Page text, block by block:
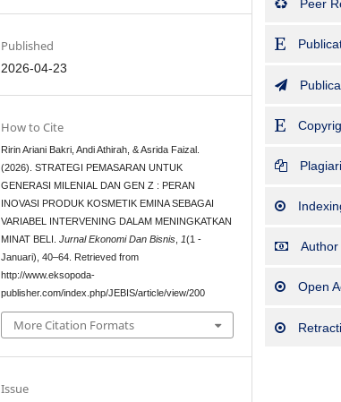
Published
2026-04-23
How to Cite
Ririn Ariani Bakri, Andi Athirah, & Asrida Faizal.
(2026). STRATEGI PEMASARAN UNTUK
GENERASI MILENIAL DAN GEN Z : PERAN
INOVASI PRODUK KOSMETIK EMINA SEBAGAI
VARIABEL INTERVENING DALAM MENINGKATKAN
MINAT BELI.Jurnal Ekonomi Dan Bisnis 1(1 -
Januari), 40–64. Retrieved from
http://www.eksopoda-
publisher.com/index.php/JEBIS/article/view/200
More Citation Formats
Issue
Peer
Open